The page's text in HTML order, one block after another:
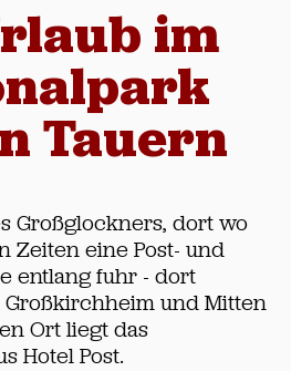
im
Tauern
Großglockners, dort wo
Zeiten eine Post- und
entlang fuhr - dort
und Mitten
Ort liegt das
Hotel Post.